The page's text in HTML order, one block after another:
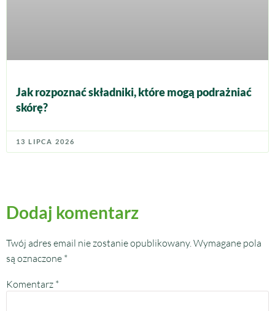
Jak rozpoznać składniki, które mogą podrażniać
skórę?
13 LIPCA 2026
Dodaj komentarz
Twój adres email nie zostanie opublikowany.Wymagane pola
są oznaczone *
Komentarz *